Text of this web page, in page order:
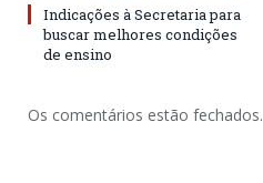
Indicações à Secretaria para
buscar melhores condições
de ensino
Os comentários estão fechados.